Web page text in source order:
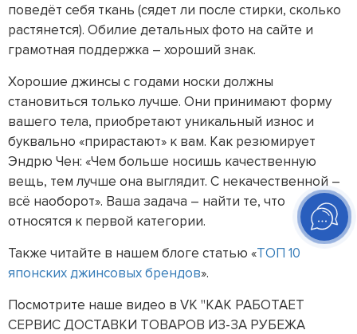
поведёт себя ткань (сядет ли после стирки, сколько
растянется). Обилие детальных фото на сайте и
грамотная поддержка – хороший знак.
Хорошие джинсы с годами носки должны
становиться только лучше. Они принимают форму
вашего тела, приобретают уникальный износ и
буквально «прирастают» к вам. Как резюмирует
Эндрю Чен: «Чем больше носишь качественную
вещь, тем лучше она выглядит. С некачественной –
всё наоборот». Ваша задача – найти те, что
относятся к первой категории.
Также читайте в нашем блоге статью «ТОП 10
японских джинсовых брендов».
Посмотрите наше видео в VK "КАК РАБОТАЕТ
СЕРВИС ДОСТАВКИ ТОВАРОВ ИЗ-ЗА РУБЕЖА